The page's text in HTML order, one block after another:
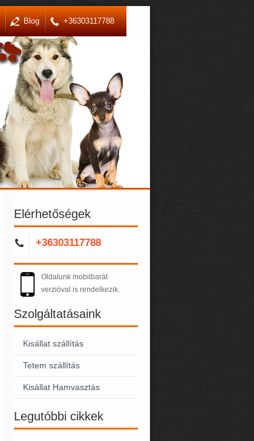
Blog +36303117788
Elérhetőségek
+36303117788
Oldalunk mobilbarát
verzióval is rendelkezik.
Szolgáltatásaink
Kisállat szállítás
Tetem szállítás
Kisállat Hamvasztás
Legutóbbi cikkek